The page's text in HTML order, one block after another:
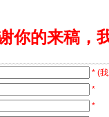
你的来稿，
* (
*
*